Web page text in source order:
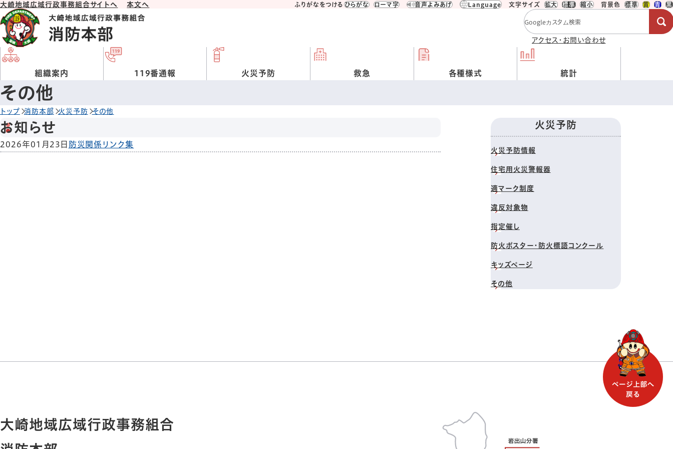
大崎地域広域行政事務組合サイトへ 本文へ ふりがなをつける ひらがな ローマ字 音声よみあげ Language 文字サイズ 拡大 標準 縮小 背景色 標準 黄 青 黒
検索キーワード
アクセス・お問い合わせ
組織案内 119番通報 火災予防 救急 各種様式 統計
その他
トップ 消防本部 火災予防 その他
お知らせ
2026年01月23日 防災関係リンク集
火災予防
火災予防情報
住宅用火災警報器
適マーク制度
違反対象物
指定催し
防火ポスター・防火標語コンクール
キッズページ
その他
大崎地域広域行政事務組合